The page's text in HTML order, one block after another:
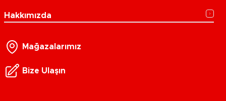
Hakkımızda
Mağazalarımız
Bize Ulaşın